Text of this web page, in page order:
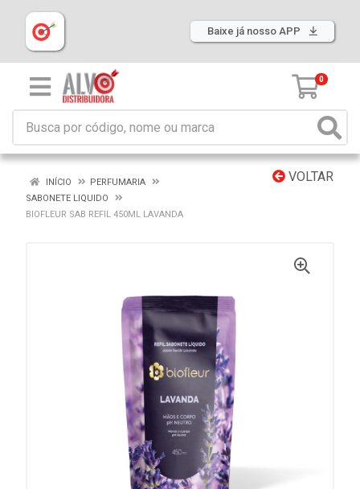
Baixe já nosso APP
0
VOLTAR
INÍCIO
PERFUMARIA
SABONETE LIQUIDO
BIOFLEUR SAB REFIL 450ML LAVANDA